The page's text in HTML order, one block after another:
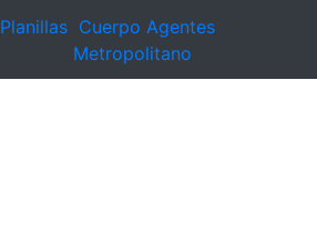
Planillas Cuerpo Agentes
Metropolitano